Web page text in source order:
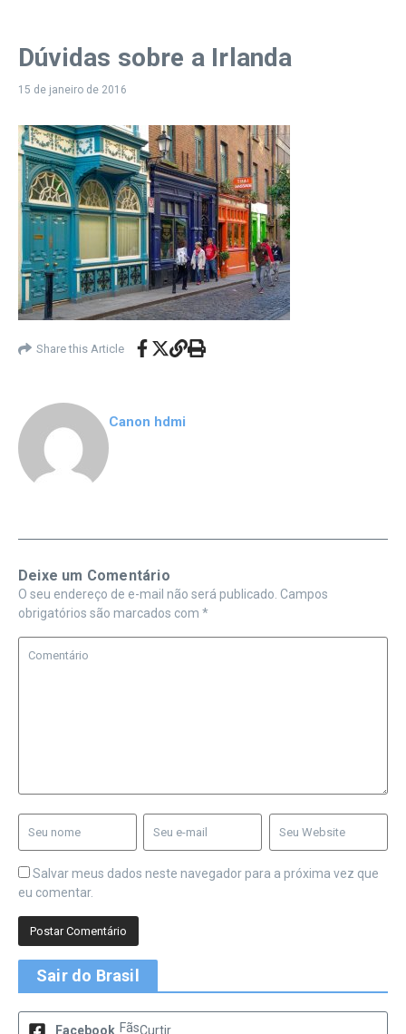
Dúvidas sobre a Irlanda
15 de janeiro de 2016
Share this Article
Canon hdmi
Deixe um Comentário
O seu endereço de e-mail não será publicado. Campos
obrigatórios são marcados com *
Salvar meus dados neste navegador para a próxima vez que
eu comentar.
Sair do Brasil
Facebook FãsCurtir